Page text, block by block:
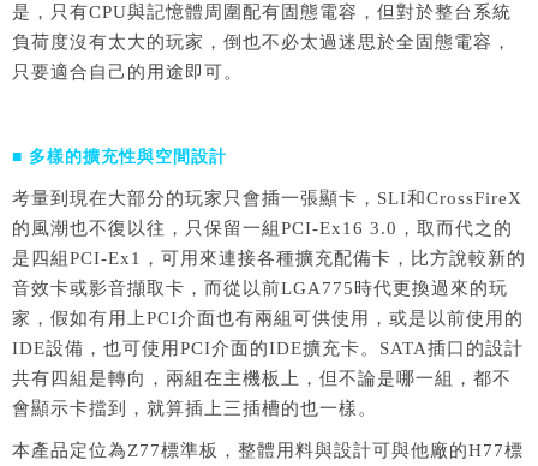
是，只有CPU與記憶體周圍配有固態電容，但對於整台系統
負荷度沒有太大的玩家，倒也不必太過迷思於全固態電容，
只要適合自己的用途即可。
■ 多樣的擴充性與空間設計
考量到現在大部分的玩家只會插一張顯卡，SLI和CrossFireX
的風潮也不復以往，只保留一組PCI-Ex16 3.0，取而代之的
是四組PCI-Ex1，可用來連接各種擴充配備卡，比方說較新的
音效卡或影音擷取卡，而從以前LGA775時代更換過來的玩
家，假如有用上PCI介面也有兩組可供使用，或是以前使用的
IDE設備，也可使用PCI介面的IDE擴充卡。SATA插口的設計
共有四組是轉向，兩組在主機板上，但不論是哪一組，都不
會顯示卡擋到，就算插上三插槽的也一樣。
本產品定位為Z77標準板，整體用料與設計可與他廠的H77標